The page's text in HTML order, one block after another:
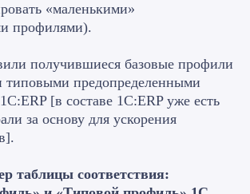
«маленькими»
профилями).
получившиеся базовые профили
типовыми предопределенными
[в составе 1С:ERP уже есть
за основу для ускорения
таблицы соответствия: